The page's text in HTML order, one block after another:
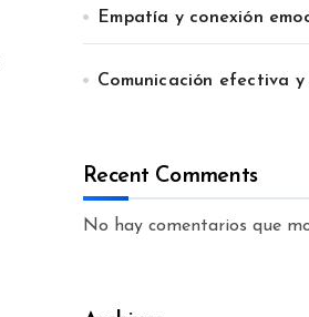
Empatía y conexión
Comunicación efectiva
Recent Comments
No hay comentarios que